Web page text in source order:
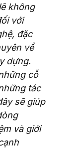
không
với
đặc
về
dựng.
cỗ
tác
sẽ giúp
và giới